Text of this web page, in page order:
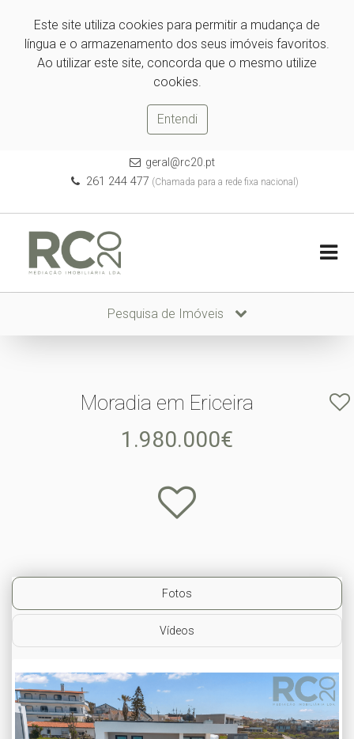
Este site utiliza cookies para permitir a mudança de
língua e o armazenamento dos seus imóveis favoritos.
Ao utilizar este site, concorda que o mesmo utilize
cookies.
Entendi
geral@rc20.pt
261 244 477 (Chamada para a rede fixa nacional)
Pesquisa de Imóveis
Moradia em Ericeira
1.980.000€
Fotos
Vídeos